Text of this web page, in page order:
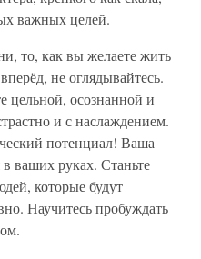
важных целей.
то, как вы желаете жить
не оглядывайтесь.
цельной, осознанной и
и с наслаждением.
потенциал! Ваша
ваших руках. Станьте
которые будут
Научитесь пробуждать